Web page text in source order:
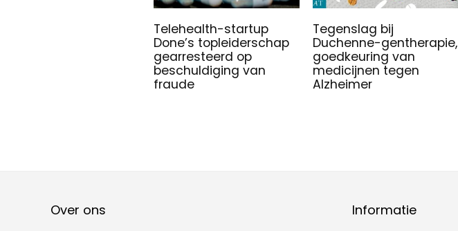
Telehealth-startup
Done’s topleiderschap
gearresteerd op
beschuldiging van
fraude
Tegenslag bij
Duchenne-gentherapie,
goedkeuring van
medicijnen tegen
Alzheimer
Over ons Informatie